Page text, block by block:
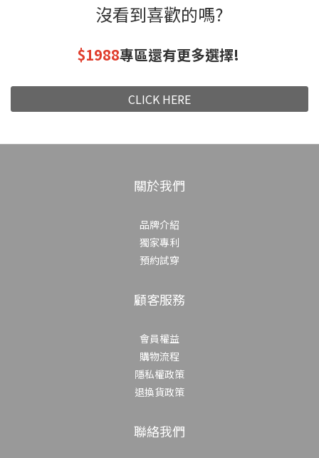
沒看到喜歡的嗎?
$1988專區還有更多選擇!
CLICK HERE
關於我們
品牌介紹
獨家專利
預約試穿
顧客服務
會員權益
購物流程
隱私權政策
退換貨政策
聯絡我們